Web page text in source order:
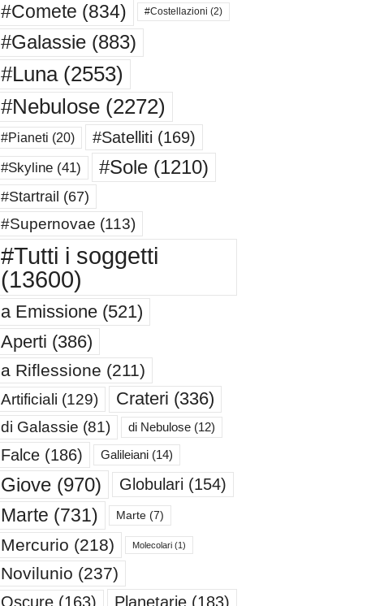
#Comete (834) #Costellazioni (2)
#Galassie(883)
#Luna(2553)
#Nebulose(2272)
#Pianeti (20) #Satelliti (169)
#Skyline(41) #Sole(1210)
#Startrail (67)
#Supernovae (113)
#Tutti i soggetti
(13600)
a Emissione(521)
Aperti (386)
a Riflessione (211)
Artificiali (129) Crateri (336)
di Galassie (81) di Nebulose(12)
Falce(186) Galileiani(14)
Giove(970) Globulari (154)
Marte (731) Marte(7)
Mercurio (218) Molecolari(1)
Novilunio (237)
Oscure(163) Planetarie(183)